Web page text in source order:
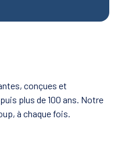
conçues et
plus de 100 ans. Notre
à chaque fois.